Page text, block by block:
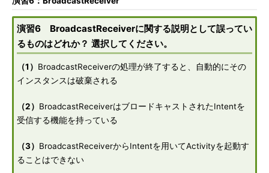
演習6 BroadcastReceiverに関する説明として誤ってい
るものはどれか？ 選択してください。
（1） BroadcastReceiverの処理が終了すると、自動的にその
インスタンスは破棄される
（2） BroadcastReceiverはブロードキャストされたIntentを
受信する機能を持っている
（3） BroadcastReceiverからIntentを用いてActivityを起動す
ることはできない